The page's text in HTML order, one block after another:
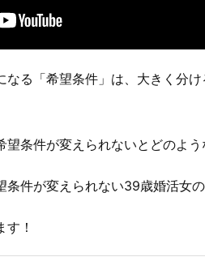
なる「希望条件」は、大きく分
望条件が変えられないとどのよ
件が変えられない39歳婚活女の
！